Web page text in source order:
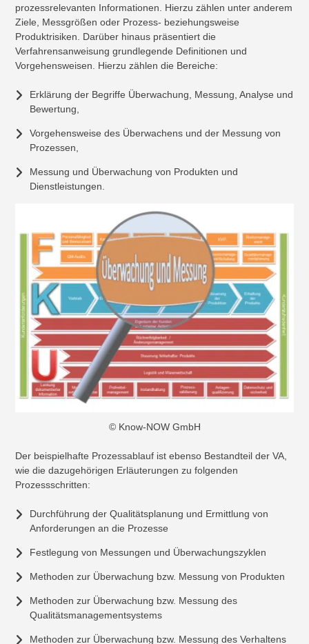
prozessrelevanten Informationen. Hierzu zählen unter anderem
Ziele, Messgrößen oder Prozess- beziehungsweise
Produktrisiken. Darüber hinaus präsentiert die
Verfahrensanweisung grundlegende Definitionen und
Vorgehensweisen. Hierzu zählen die Bereiche:
Erklärung der Begriffe Überwachung, Messung, Analyse und
Bewertung,
Vorgehensweise des Überwachens und der Messung von
Prozessen,
Messung und Überwachung von Produkten und
Dienstleistungen.
© Know-NOW GmbH
Der beispielhafte Prozessablauf ist ebenso Bestandteil der VA,
wie die dazugehörigen Erläuterungen zu folgenden
Prozessschritten:
Durchführung der Qualitätsplanung und Ermittlung von
Anforderungen an die Prozesse
Festlegung von Messungen und Überwachungszyklen
Methoden zur Überwachung bzw. Messung von Produkten
Methoden zur Überwachung bzw. Messung des
Qualitätsmanagementsystems
Methoden zur Überwachung bzw. Messung des Verhaltens